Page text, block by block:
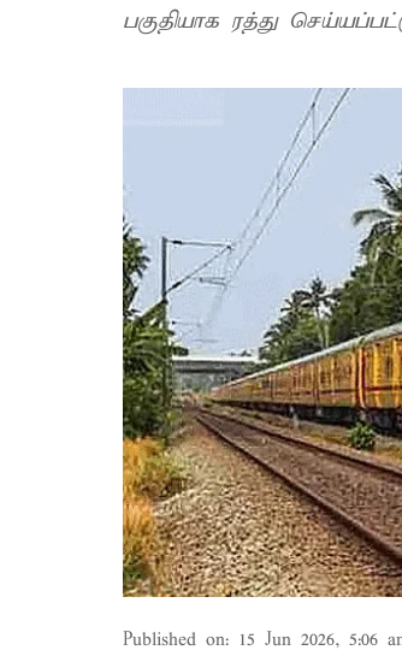
பகுதியாக ரத்து
Published on: 15 Jun 2026, 5:06